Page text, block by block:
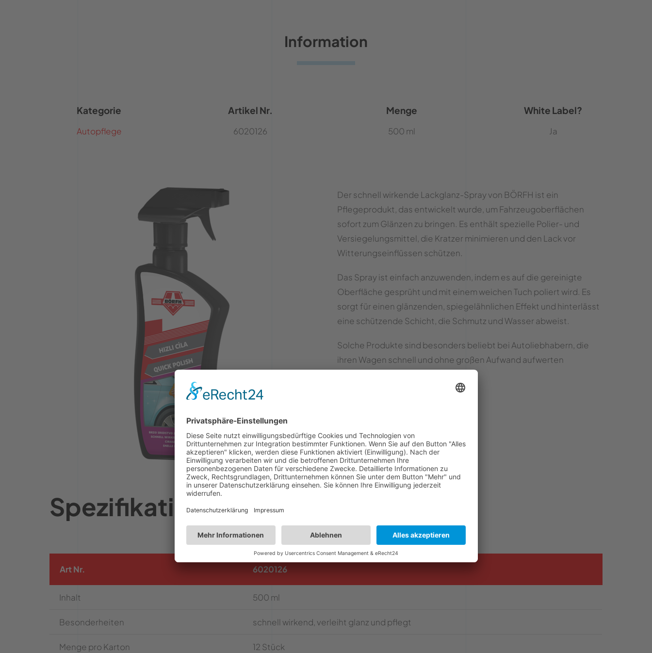
Information
Kategorie
Autopflege
Artikel Nr.
6020126
Menge
500 ml
White Label?
Ja
Der schnell wirkende Lackglanz-Spray von BÖRFH ist ein
Pflegeprodukt, das entwickelt wurde, um Fahrzeugoberflächen
sofort zum Glänzen zu bringen. Es enthält spezielle Polier- und
Versiegelungsmittel, die Kratzer minimieren und den Lack vor
Witterungseinflüssen schützen.
Das Spray ist einfach anzuwenden, indem es auf die gereinigte
Oberfläche gesprüht und mit einem weichen Tuch poliert wird. Es
sorgt für einen glänzenden, spiegelähnlichen Effekt und hinterlässt
eine schützende Schicht, die Schmutz und Wasser abweist.
Solche Produkte sind besonders beliebt bei Autoliebhabern, die
ihren Wagen schnell und ohne großen Aufwand aufwerten
Spezifikationen
Art Nr. 6020126
Inhalt 500 ml
Besonderheiten schnell wirkend, verleiht glanz und pflegt
Menge pro Karton 12 Stück